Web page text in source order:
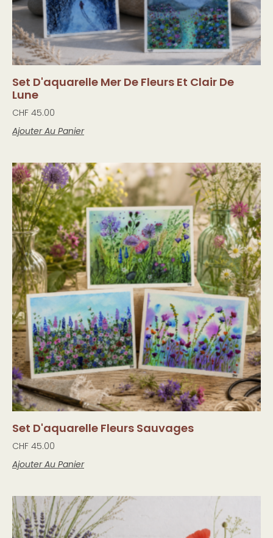
Set D'aquarelle Mer De Fleurs Et Clair De
Lune
CHF 45.00
Ajouter Au Panier
Set D'aquarelle Fleurs Sauvages
CHF 45.00
Ajouter Au Panier